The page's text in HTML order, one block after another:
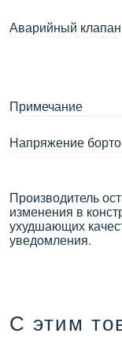
Аварийный клапан
Примечание
Напряжение
Производитель
изменения в
ухудшающих
уведомления.
С этим